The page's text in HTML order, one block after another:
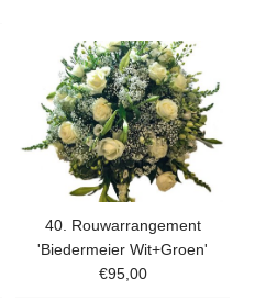
40. Rouwarrangement
'Biedermeier Wit+Groen'
€95,00